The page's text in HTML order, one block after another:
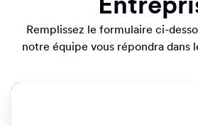
Remplissez le formulaire ci-
notre équipe vous répondra dans